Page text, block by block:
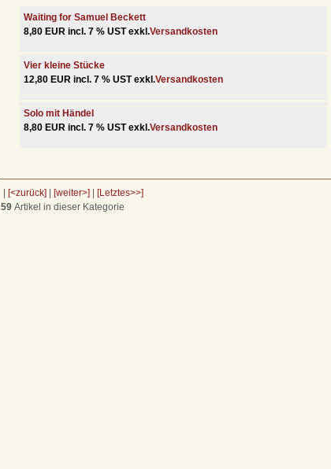
Waiting for Samuel Beckett
8,80 EUR incl. 7 % UST exkl.Versandkosten
Vier kleine Stücke
12,80 EUR incl. 7 % UST exkl.Versandkosten
Solo mit Händel
8,80 EUR incl. 7 % UST exkl.Versandkosten
| [<zurück] | [weiter>] | [Letztes>>]
59 Artikel in dieser Kategorie